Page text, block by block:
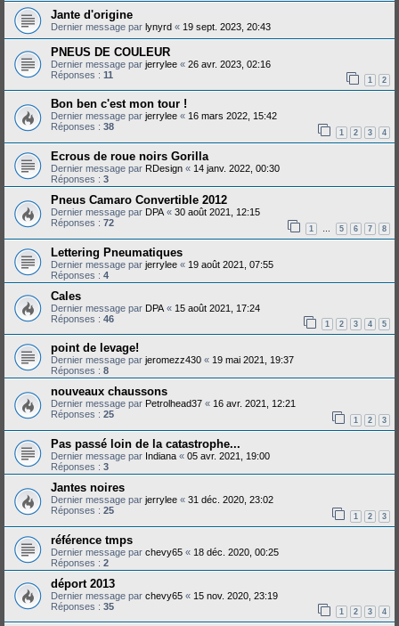
Jante d'origine
Dernier message par lynyrd « 19 sept. 2023, 20:43
PNEUS DE COULEUR
Dernier message par jerrylee « 26 avr. 2023, 02:16
Réponses : 11
1 2
Bon ben c'est mon tour !
Dernier message par jerrylee « 16 mars 2022, 15:42
Réponses : 38
1 2 3 4
Ecrous de roue noirs Gorilla
Dernier message par RDesign « 14 janv. 2022, 00:30
Réponses : 3
Pneus Camaro Convertible 2012
Dernier message par DPA « 30 août 2021, 12:15
Réponses : 72
1 … 5 6 7 8
Lettering Pneumatiques
Dernier message par jerrylee « 19 août 2021, 07:55
Réponses : 4
Cales
Dernier message par DPA « 15 août 2021, 17:24
Réponses : 46
1 2 3 4 5
point de levage!
Dernier message par jeromezz430 « 19 mai 2021, 19:37
Réponses : 8
nouveaux chaussons
Dernier message par Petrolhead37 « 16 avr. 2021, 12:21
Réponses : 25
1 2 3
Pas passé loin de la catastrophe...
Dernier message par Indiana « 05 avr. 2021, 19:00
Réponses : 3
Jantes noires
Dernier message par jerrylee « 31 déc. 2020, 23:02
Réponses : 25
1 2 3
référence tmps
Dernier message par chevy65 « 18 déc. 2020, 00:25
Réponses : 2
déport 2013
Dernier message par chevy65 « 15 nov. 2020, 23:19
Réponses : 35
1 2 3 4